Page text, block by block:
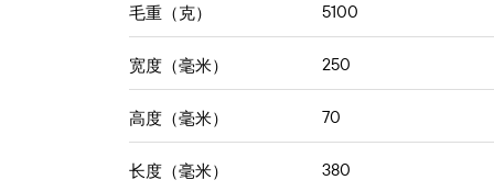
毛重（克） 5100
宽度（毫米） 250
高度（毫米） 70
长度（毫米） 380